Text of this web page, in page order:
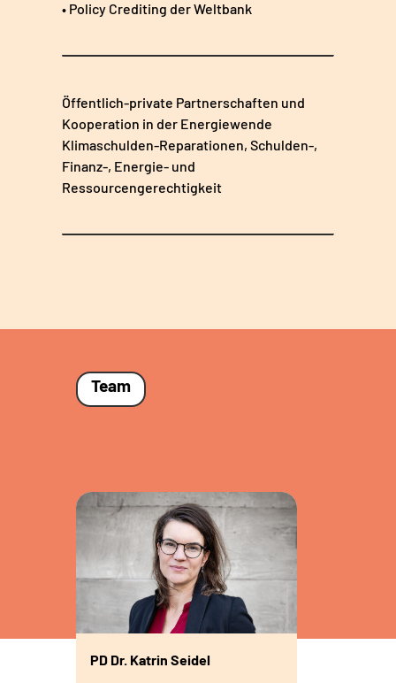
• Policy Crediting der Weltbank
Öffentlich-private Partnerschaften und
Kooperation in der Energiewende
Klimaschulden-Reparationen, Schulden-,
Finanz-, Energie- und
Ressourcengerechtigkeit
Team
PD Dr. Katrin Seidel